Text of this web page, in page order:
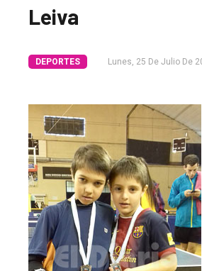
El
único
DIARIO
Leiva
DEPORTES Lunes, 25 De Julio De